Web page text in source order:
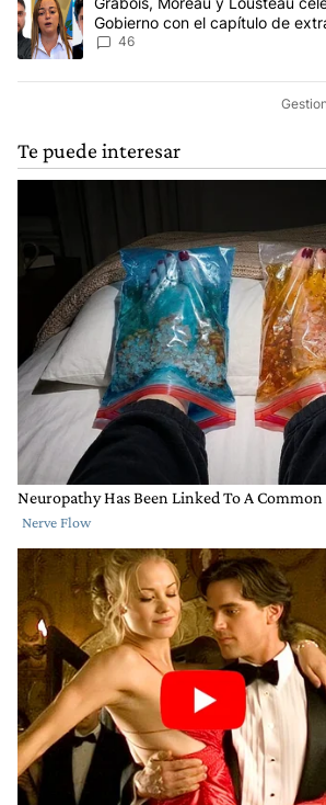
Gobierno con el capítulo de
46